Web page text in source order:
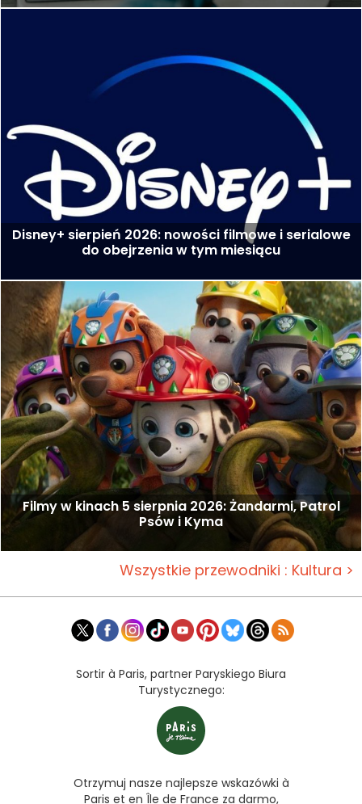
Disney+ sierpień 2026: nowości filmowe i serialowe
do obejrzenia w tym miesiącu
Filmy w kinach 5 sierpnia 2026: Żandarmi, Patrol
Psów i Kyma
Wszystkie przewodniki : Kultura >
Sortir à Paris, partner Paryskiego Biura
Turystycznego:
Otrzymuj nasze najlepsze wskazówki à
Paris et en Île de France za darmo,